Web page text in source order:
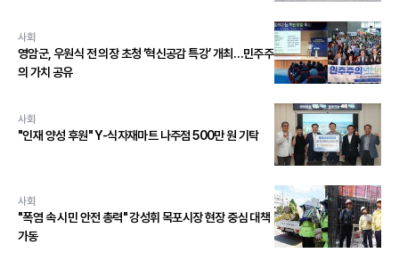
사회
영암군, 우원식 전 의장 초청 ‘혁신공감 특강’ 개최…민주주
의 가치 공유
사회
"인재 양성 후원" Y-식자재마트 나주점 500만 원 기탁
사회
"폭염 속 시민 안전 총력" 강성휘 목포시장 현장 중심 대책
가동